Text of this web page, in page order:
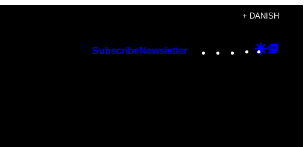
+ DANISH
SubscribeNewsletter Instagram
TikTok
YouTube
Google